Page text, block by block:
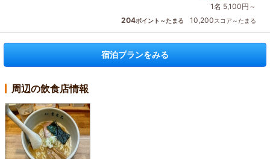
1名 5,100円～
204ポイント～たまる 10,200スコア～たまる
宿泊プランをみる
周辺の飲食店情報